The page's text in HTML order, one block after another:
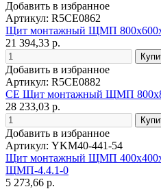
Добавить в избранное
Артикул: R5CE0862
Щит монтажный ЩМП
21 394,33 р.
Добавить в избранное
Артикул: R5CE0882
CE Щит монтажный ЩМП
28 233,03 р.
Добавить в избранное
Артикул: YKM40-441-54
Щит монтажный ЩМП
ЩМП-4.4.1-0
5 273,66 р.